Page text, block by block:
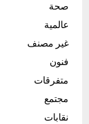
صحة
عالمية
غير مصنف
فنون
متفرقات
مجتمع
نقابات